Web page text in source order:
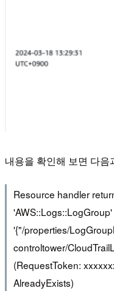
내용을 확인해 보면 다음
Resource handler
'{"/properties/
controltower/
(RequestToken:
AlreadyExists)